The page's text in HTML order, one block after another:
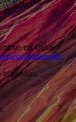
zur Online-
consumers/odr.